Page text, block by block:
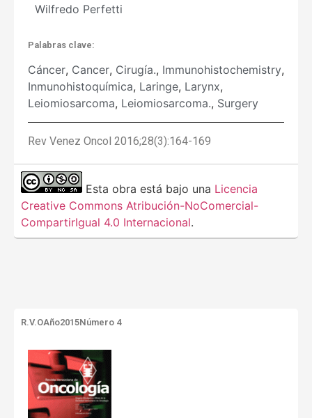
Wilfredo Perfetti
Palabras clave:
Cáncer, Cancer, Cirugía., Immunohistochemistry,
Inmunohistoquímica, Laringe, Larynx,
Leiomiosarcoma, Leiomiosarcoma., Surgery
Rev Venez Oncol 2016;28(3):164-169
Esta obra está bajo una Licencia
Creative Commons Atribución-NoComercial-
CompartirIgual 4.0 Internacional.
R.V.OAño2015Número 4